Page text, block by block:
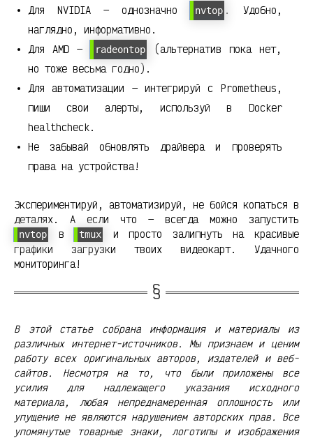
Для NVIDIA — однозначно nvtop . Удобно,
наглядно, информативно.
Для AMD —
radeontop
(альтернатив пока нет,
но тоже весьма годно).
Для автоматизации — интегрируй с Prometheus,
пиши свои алерты, используй в Docker
healthcheck.
Не забывай обновлять драйвера и проверять
права на устройства!
Экспериментируй, автоматизируй, не бойся копаться в
деталях. А если что — всегда можно запустить
nvtop в tmux
и просто залипнуть на красивые
графики загрузки твоих видеокарт. Удачного
мониторинга!
В этой статье собрана информация и материалы из
различных интернет-источников. Мы признаем и ценим
работу всех оригинальных авторов, издателей и веб-
сайтов. Несмотря на то, что были приложены все
усилия для надлежащего указания исходного
материала, любая непреднамеренная оплошность или
упущение не являются нарушением авторских прав. Все
упомянутые товарные знаки, логотипы и изображения